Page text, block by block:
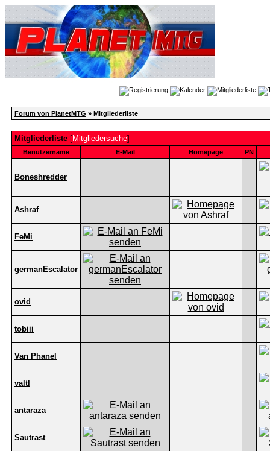
Forum von PlanetMTG » Mitgliederliste
Mitgliederliste [Mitgliedersuche]
Benutzername E-Mail Homepage PN
Boneshredder
Ashraf
FeMi
germanEscalator
ovid
tobiii
Van Phanel
valtl
antaraza
Sautrast